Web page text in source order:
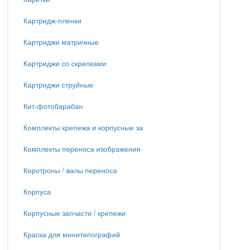
Картридж-пленки
Картриджи матричные
Картриджи со скрепками
Картриджи струйные
Кит-фотобарабан
Комплекты крепежа и корпусные за
Комплекты переноса изображения
Коротроны / валы переноса
Корпуса
Корпусные запчасти / крепежи
Краска для минитипографий